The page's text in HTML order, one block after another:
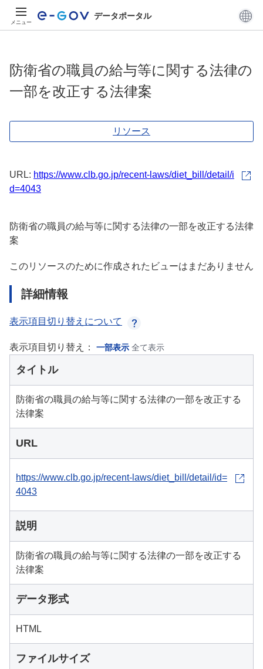
メニュー
データポータル
防衛省の職員の給与等に関する法律の
一部を改正する法律案
リソース
URL: https://www.clb.go.jp/recent-laws/diet_bill/detail/i
d=4043
防衛省の職員の給与等に関する法律の一部を改正する法律
案
このリソースのために作成されたビューはまだありません
詳細情報
表示項目切り替えについて
表示項目切り替え： 一部表示 全て表示
タイトル
防衛省の職員の給与等に関する法律の一部を改正する
法律案
URL
https://www.clb.go.jp/recent-laws/diet_bill/detail/id=
4043
説明
防衛省の職員の給与等に関する法律の一部を改正する
法律案
データ形式
HTML
ファイルサイズ